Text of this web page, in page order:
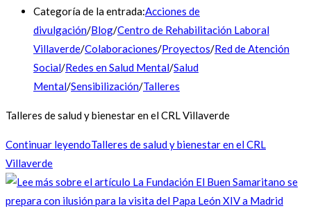
Categoría de la entrada:Acciones de
divulgación/Blog/Centro de Rehabilitación Laboral
Villaverde/Colaboraciones/Proyectos/Red de Atención
Social/Redes en Salud Mental/Salud
Mental/Sensibilización/Talleres
Talleres de salud y bienestar en el CRL Villaverde
Continuar leyendoTalleres de salud y bienestar en el CRL
Villaverde